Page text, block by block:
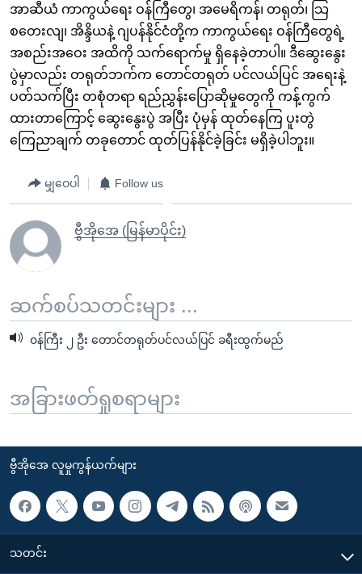
အာဆီယံ ကာကွယ်ရေး ဝန်ကြီတွေ၊ အမေရိကန်၊ တရုတ်၊ သြ
စတေးလျ၊ အိန္ဒိယနဲ့ ဂျပန်နိုင်ငံတို့က ကာကွယ်ရေး ဝန်ကြီတွေရဲ့
အစည်းအဝေး အထိကို သက်ရောက်မှု ရှိနေခဲ့တာပါ။ ဒီဆွေးနွေး
ပွဲမှာလည်း တရုတ်ဘက်က တောင်တရုတ် ပင်လယ်ပြင် အရေးနဲ့
ပတ်သက်ပြီး တစုံတရာ ရည်ညွှန်းပြောဆိုမှုတွေကို ကန့်ကွက်
ထားတာကြောင့် ဆွေးနွေးပွဲ အပြီး ပုံမှန် ထုတ်နေကြ ပူးတွဲ
ကြေညာချက် တခုတောင် ထုတ်ပြန်နိုင်ခဲ့ခြင်း မရှိခဲ့ပါဘူး။
မျှဝေပါ Follow us
ဗွီအိုအေ (မြန်မာပိုင်း)
ဆက်စပ်သတင်းများ ...
၀န်ကြီး ၂ ဦး တောင်တရုတ်ပင်လယ်ပြင် ခရီးထွက်မည်
အခြားဖတ်ရှုစရာများ
ဗွီအိုအေ လူမှုကွန်ယက်များ
သတင်း